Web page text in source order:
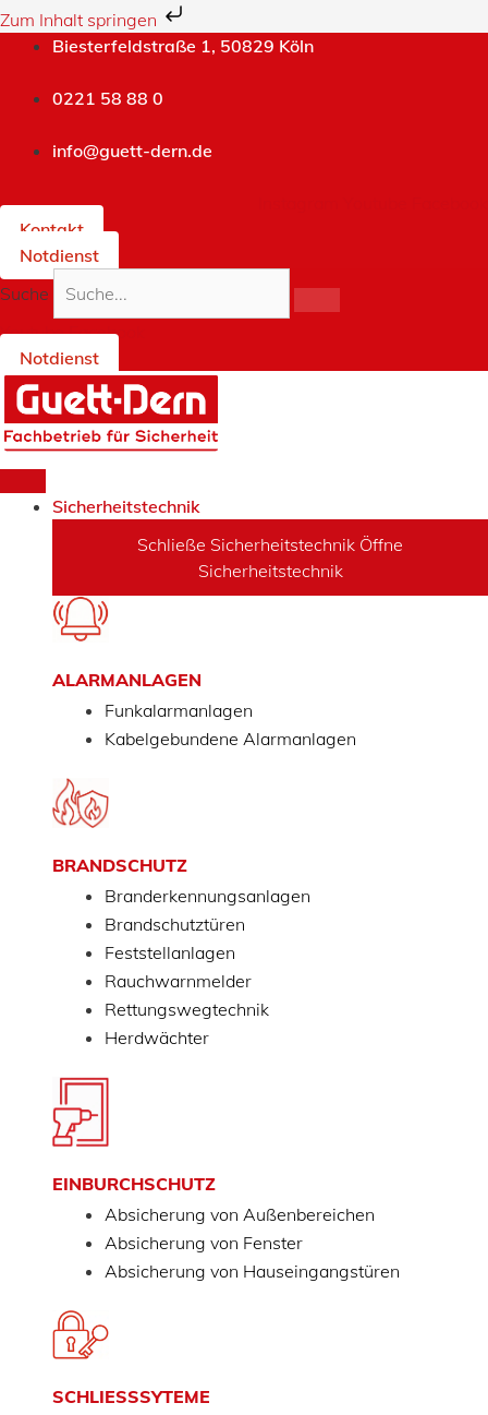
Zum Inhalt springen
springen
Biesterfeldstraße 1, 50829 Köln
0221 58 88 0
info@guett-dern.de
Kontakt
Notdienst
Suche
Youtube Facebook
Notdienst
Sicherheitstechnik
Schließe Sicherheitstechnik Öffne
Sicherheitstechnik
ALARMANLAGEN
Funkalarmanlagen
Kabelgebundene Alarmanlagen
BRANDSCHUTZ
Branderkennungsanlagen
Brandschutztüren
Feststellanlagen
Rauchwarnmelder
Rettungswegtechnik
Herdwächter
EINBURCHSCHUTZ
Absicherung von Außenbereichen
Absicherung von Fenster
Absicherung von Hauseingangstüren
SCHLIESSSYTEME